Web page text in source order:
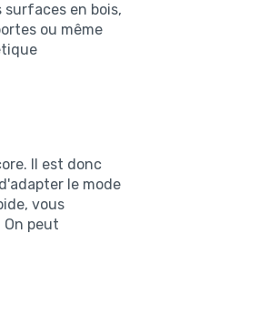
en bois,
ou même
Il est donc
le mode
vous
peut